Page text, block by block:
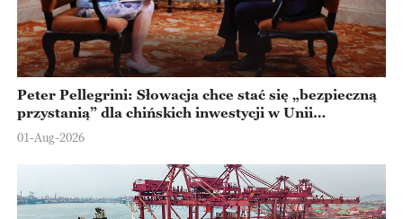
Peter Pellegrini: Słowacja chce stać się „bezpieczną
przystanią” dla chińskich inwestycji w Unii
Europejskiej
01-Aug-2026